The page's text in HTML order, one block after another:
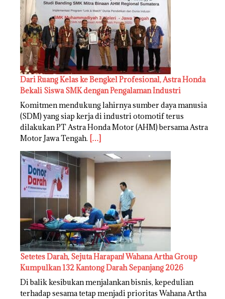
Dari Ruang Kelas ke Bengkel Profesional, Astra Honda
Bekali Siswa SMK dengan Pengalaman Industri
Komitmen mendukung lahirnya sumber daya manusia
(SDM) yang siap kerja di industri otomotif terus
dilakukan PT Astra Honda Motor (AHM) bersama Astra
Motor Jawa Tengah. […]
Setetes Darah, Sejuta Harapan! Wahana Artha Group
Kumpulkan 132 Kantong Darah Sepanjang 2026
Di balik kesibukan menjalankan bisnis, kepedulian
terhadap sesama tetap menjadi prioritas Wahana Artha